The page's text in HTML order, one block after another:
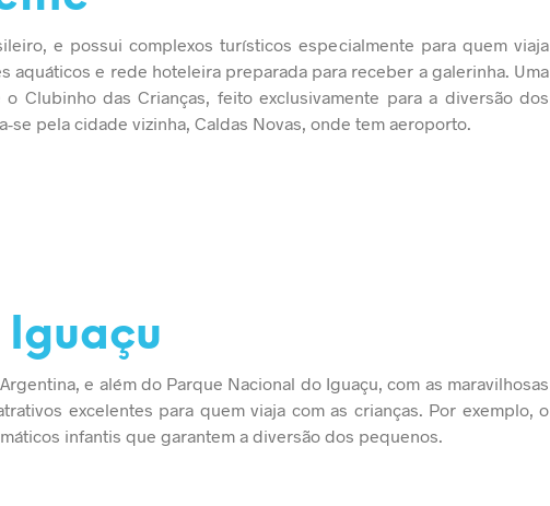
e possui complexos turísticos especialmente para quem viaja
aquáticos e rede hoteleira preparada para receber a galerinha. Uma
Clubinho das Crianças, feito exclusivamente para a diversão dos
se pela cidade vizinha, Caldas Novas, onde tem aeroporto.
Iguaçu
e além do Parque Nacional do Iguaçu, com as maravilhosas
excelentes para quem viaja com as crianças. Por exemplo, o
infantis que garantem a diversão dos pequenos.